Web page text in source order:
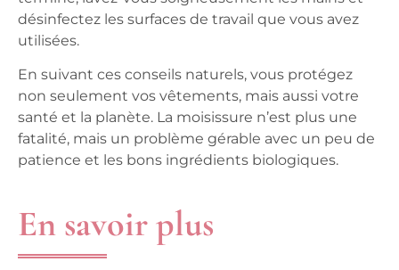
désinfectez les surfaces de travail que vous avez
utilisées.
En suivant ces conseils naturels, vous protégez
non seulement vos vêtements, mais aussi votre
santé et la planète. La moisissure n’est plus une
fatalité, mais un problème gérable avec un peu de
patience et les bons ingrédients biologiques.
En savoir plus